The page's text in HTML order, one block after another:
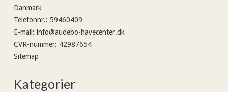
Danmark
Telefonnr.: 59460409
E-mail : info@audebo-havecenter.dk
CVR-nummer: 42987654
Sitemap
Kategorier